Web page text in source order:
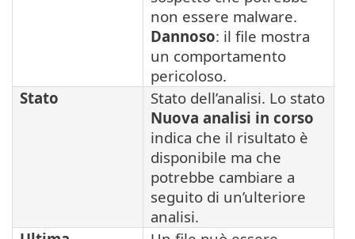
non essere malware.
Dannoso: il file mostra
un comportamento
pericoloso.
Stato
Stato dell’analisi. Lo stato
Nuova analisi in corso
indica che il risultato è
disponibile ma che
potrebbe cambiare a
seguito di un’ulteriore
analisi.